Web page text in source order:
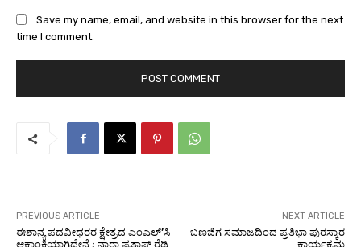
Save my name, email, and website in this browser for the next
time I comment.
PREVIOUS ARTICLE
ಈಶಾನ್ಯ ಪದವೀಧರರ ಕ್ಷೇತ್ರದ ಎಂಎಲ್’ಸಿ
ಆಕಾಂಕ್ಷಿಯಾಗಿದ್ದೇನೆ ; ನಾರಾ ಪ್ರತಾಪ್ ರೆಡ್ಡಿ
NEXT ARTICLE
ಬಣಜಿಗ ಸಮಾಜದಿಂದ ಪ್ರತಿಭಾ ಪುರಸ್ಕಾರ
ಕಾರ್ಯಕ್ರಮ